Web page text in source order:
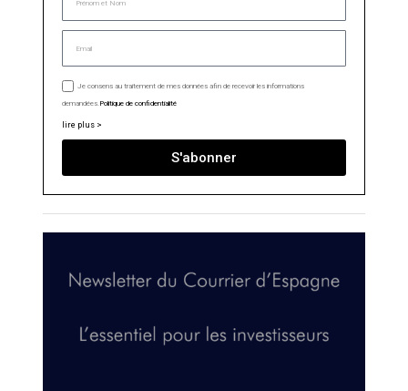
Je consens au traitement de mes données afin de recevoir les informations
demandées.Politique de confidentialité
lire plus >
S'abonner